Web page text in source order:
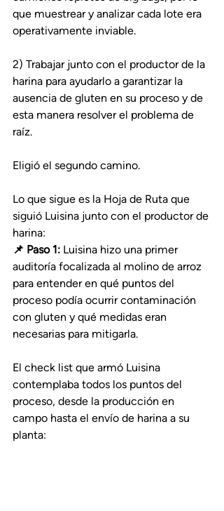
que muestrear y analizar cada lote era
operativamente inviable.
2) Trabajar junto con el productor de la
harina para ayudarlo a garantizar la
ausencia de gluten en su proceso y de
esta manera resolver el problema de
raíz.
Eligió el segundo camino.
Lo que sigue es la Hoja de Ruta que
siguió Luisina junto con el productor de
harina:
📌 Paso 1: Luisina hizo una primer
auditoría focalizada al molino de arroz
para entender en qué puntos del
proceso podía ocurrir contaminación
con gluten y qué medidas eran
necesarias para mitigarla.
El check list que armó Luisina
contemplaba todos los puntos del
proceso, desde la producción en
campo hasta el envío de harina a su
planta: